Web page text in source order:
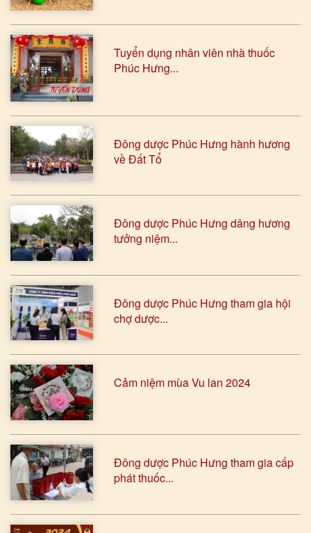
Tuyển dụng nhân viên nhà thuốc
Phúc Hưng...
Đông dược Phúc Hưng hành hương
về Đất Tổ
Đông dược Phúc Hưng dâng hương
tưởng niệm...
Đông dược Phúc Hưng tham gia hội
chợ dược...
Cảm niệm mùa Vu lan 2024
Đông dược Phúc Hưng tham gia cấp
phát thuốc...